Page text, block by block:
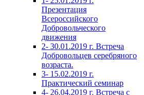
Презентация
Всероссийского
Добровольческого
движения
2- 30.01.2019 г. Встреча
Добровольцев серебряного
возраста.
3- 15.02.2019 г.
Практический семинар
4- 26.04.2019 г. Встреча с